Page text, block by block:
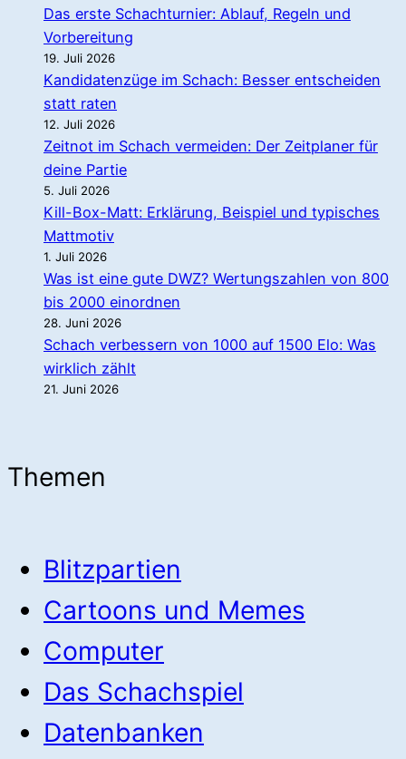
Das erste Schachturnier: Ablauf, Regeln und
Vorbereitung
19. Juli 2026
Kandidatenzüge im Schach: Besser entscheiden
statt raten
12. Juli 2026
Zeitnot im Schach vermeiden: Der Zeitplaner für
deine Partie
5. Juli 2026
Kill-Box-Matt: Erklärung, Beispiel und typisches
Mattmotiv
1. Juli 2026
Was ist eine gute DWZ? Wertungszahlen von 800
bis 2000 einordnen
28. Juni 2026
Schach verbessern von 1000 auf 1500 Elo: Was
wirklich zählt
21. Juni 2026
Themen
Blitzpartien
Cartoons und Memes
Computer
Das Schachspiel
Datenbanken